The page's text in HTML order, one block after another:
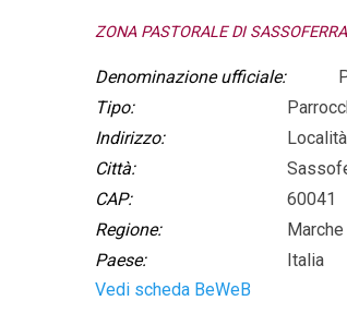
ZONA PASTORALE DI
Denominazione ufficiale:
Tipo:
Indirizzo:
Città:
CAP:
60041
Regione:
Marche
Paese:
Italia
Vedi scheda BeWeB